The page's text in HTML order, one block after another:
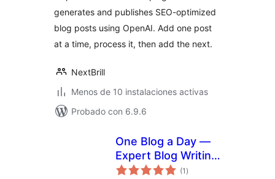
generates and publishes SEO-optimized
blog posts using OpenAI. Add one post
at a time, process it, then add the next.
NextBrill
Menos de 10 instalaciones activas
Probado con 6.9.6
One Blog a Day —
Expert Blog Writing
& Publishing on
(1 total
de
)